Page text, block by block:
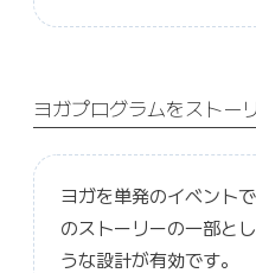
ヨガプログラムをストー
ヨガを単発のイベント
のストーリーの一部と
うな設計が有効です。